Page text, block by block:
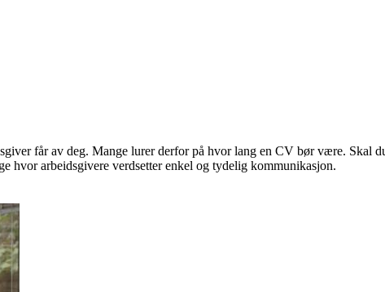
får av deg. Mange lurer derfor på hvor lang en CV bør være. Skal
hvor arbeidsgivere verdsetter enkel og tydelig kommunikasjon.